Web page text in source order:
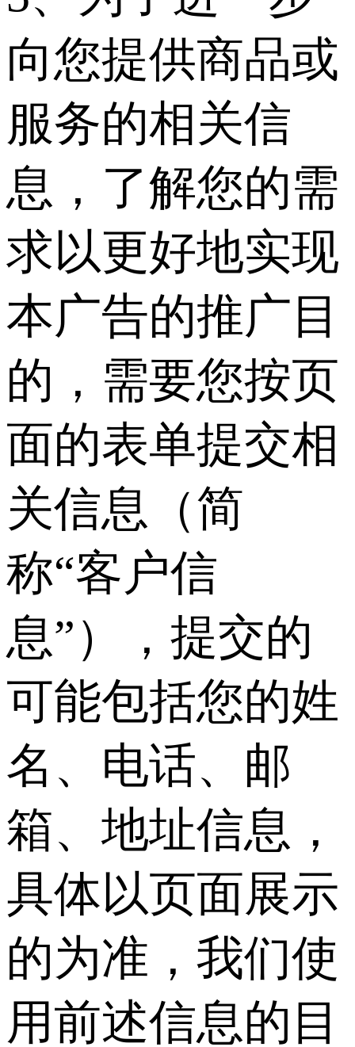
向您提供商品或
服务的相关信
息，了解您的需
求以更好地实现
本广告的推广目
的，需要您按页
面的表单提交相
关信息（简
称“客户信
息”），提交的
可能包括您的姓
名、电话、邮
箱、地址信息，
具体以页面展示
的为准，我们使
用前述信息的目